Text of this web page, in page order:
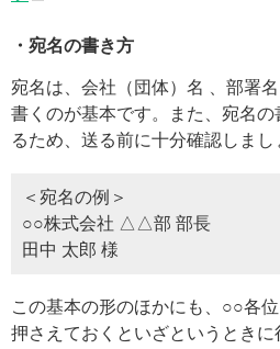
・宛名の書き方
宛名は、会社（団体）名 、部署
書くのが基本です。また、宛名
るため、送る前に十分確認しまし
＜宛名の例＞
○○株式会社 △△部 部長
田中 太郎 様
この基本の形のほかにも、○○各
押さえておくといざというときに